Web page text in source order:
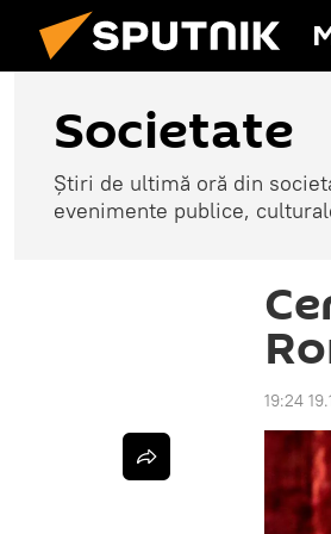
Societate
Știri de ultimă oră din
evenimente publice,
19:24